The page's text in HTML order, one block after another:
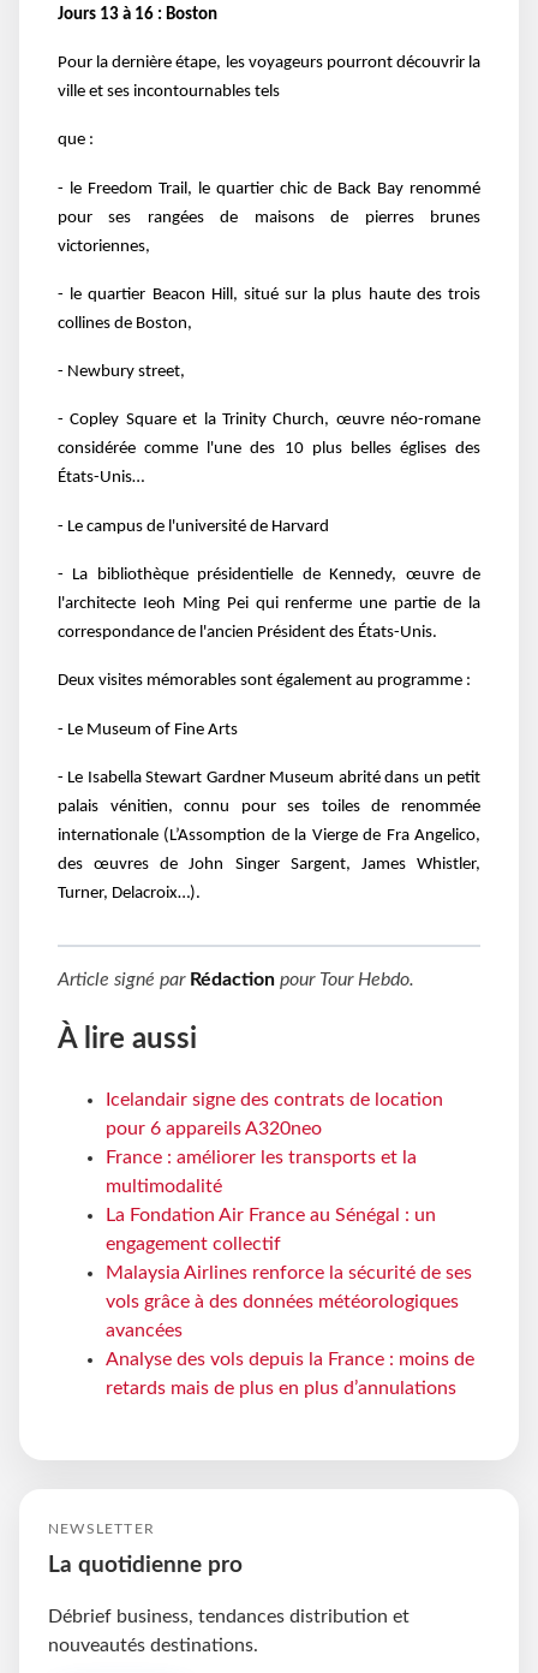
Jours 13 à 16 : Boston
Pour la dernière étape, les voyageurs pourront découvrir la
ville et ses incontournables tels
que :
- le Freedom Trail, le quartier chic de Back Bay renommé
pour ses rangées de maisons de pierres brunes
victoriennes,
- le quartier Beacon Hill, situé sur la plus haute des trois
collines de Boston,
- Newbury street,
- Copley Square et la Trinity Church, œuvre néo-romane
considérée comme l'une des 10 plus belles églises des
États-Unis…
- Le campus de l'université de Harvard
- La bibliothèque présidentielle de Kennedy, œuvre de
l'architecte Ieoh Ming Pei qui renferme une partie de la
correspondance de l'ancien Président des États-Unis.
Deux visites mémorables sont également au programme :
- Le Museum of Fine Arts
- Le Isabella Stewart Gardner Museum abrité dans un petit
palais vénitien, connu pour ses toiles de renommée
internationale (L’Assomption de la Vierge de Fra Angelico,
des œuvres de John Singer Sargent, James Whistler,
Turner, Delacroix…).
Article signé par Rédaction pour Tour Hebdo.
À lire aussi
Icelandair signe des contrats de location
pour 6 appareils A320neo
France : améliorer les transports et la
multimodalité
La Fondation Air France au Sénégal : un
engagement collectif
Malaysia Airlines renforce la sécurité de ses
vols grâce à des données météorologiques
avancées
Analyse des vols depuis la France : moins de
retards mais de plus en plus d’annulations
NEWSLETTER
La quotidienne pro
Débrief business, tendances distribution et
nouveautés destinations.